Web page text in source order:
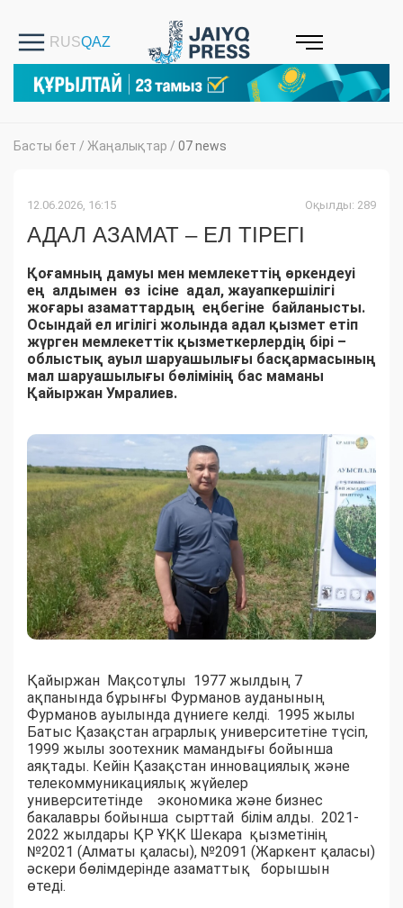
Басты бет / Жаңалықтар / 07 news
12.06.2026, 16:15 Оқылды: 289
АДАЛ АЗАМАТ – ЕЛ ТІРЕГІ
Қоғамның дамуы мен мемлекеттің өркендеуі
ең алдымен өз ісіне адал, жауапкершілігі
жоғары азаматтардың еңбегіне байланысты.
Осындай ел игілігі жолында адал қызмет етіп
жүрген мемлекеттік қызметкерлердің бірі –
облыстық ауыл шаруашылығы басқармасының
мал шаруашылығы бөлімінің бас маманы
Қайыржан Умралиев.
Қайыржан Мақсотұлы 1977 жылдың 7
ақпанында бұрынғы Фурманов ауданының
Фурманов ауылында дүниеге келді. 1995 жылы
Батыс Қазақстан аграрлық университетіне түсіп,
1999 жылы зоотехник мамандығы бойынша
аяқтады. Кейін Қазақстан инновациялық және
телекоммуникациялық жүйелер
университетінде экономика және бизнес
бакалавры бойынша сырттай білім алды. 2021-
2022 жылдары ҚР ҰҚК Шекара қызметінің
№2021 (Алматы қаласы), №2091 (Жаркент қаласы)
әскери бөлімдерінде азаматтық борышын
өтеді.